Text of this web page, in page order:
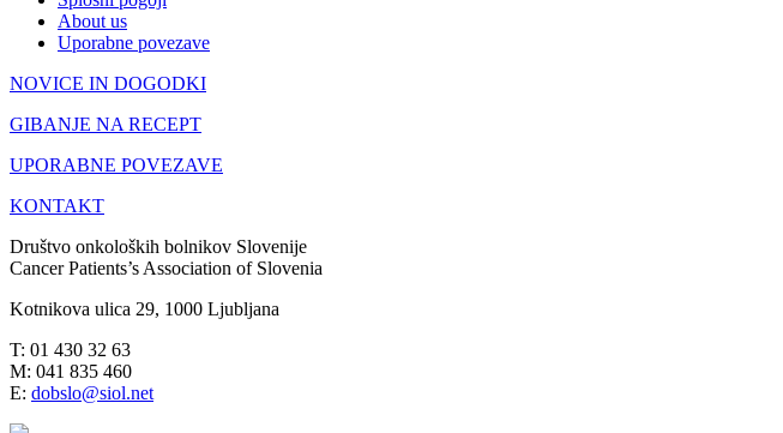
About us
Uporabne povezave
NOVICE IN DOGODKI
GIBANJE NA RECEPT
UPORABNE POVEZAVE
KONTAKT
Društvo onkoloških bolnikov Slovenije
Cancer Patients’s Association of Slovenia
Kotnikova ulica 29, 1000 Ljubljana
T: 01 430 32 63
M: 041 835 460
E: dobslo@siol.net